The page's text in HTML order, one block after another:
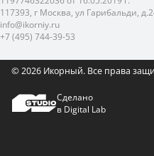
117393, г Москва, ул Гарибальди,
info@ikorniy.ru
+7 (495) 744-39-53
© 2026 Икорный. Все права
Сделано
в Digital Lab